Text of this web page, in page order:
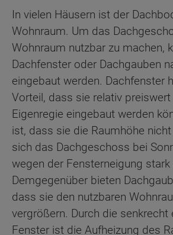
In vielen Häusern ist der
Wohnraum. Um das
Wohnraum nutzbar zu machen,
Dachfenster oder Dachgauben
eingebaut werden. Dachfenster
Vorteil, dass sie relativ
Eigenregie eingebaut werden
ist, dass sie die Raumhöhe
sich das Dachgeschoss bei
wegen der Fensterneigung stark
Demgegenüber bieten
dass sie den nutzbaren
vergrößern. Durch die senkrecht
Fenster ist die Aufheizung des